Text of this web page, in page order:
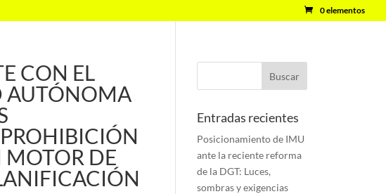
0 elementos
CON EL
AUTÓNOMA
MOTOR DE
Entradas recientes
Posicionamiento de IMU
ante la reciente reforma
de la DGT: Luces,
sombras y exigencias